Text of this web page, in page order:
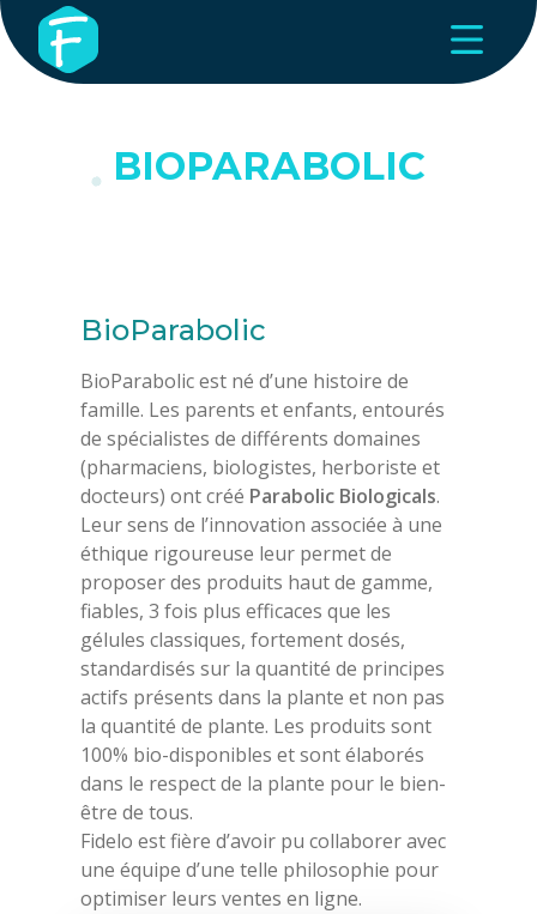
BIOPARABOLIC
BioParabolic
BioParabolic est né d’une histoire de
famille. Les parents et enfants, entourés
de spécialistes de différents domaines
(pharmaciens, biologistes, herboriste et
docteurs) ont créé Parabolic Biologicals.
Leur sens de l’innovation associée à une
éthique rigoureuse leur permet de
proposer des produits haut de gamme,
fiables, 3 fois plus efficaces que les
gélules classiques, fortement dosés,
standardisés sur la quantité de principes
actifs présents dans la plante et non pas
la quantité de plante. Les produits sont
100% bio-disponibles et sont élaborés
dans le respect de la plante pour le bien-
être de tous.
Fidelo est fière d’avoir pu collaborer avec
une équipe d’une telle philosophie pour
optimiser leurs ventes en ligne.